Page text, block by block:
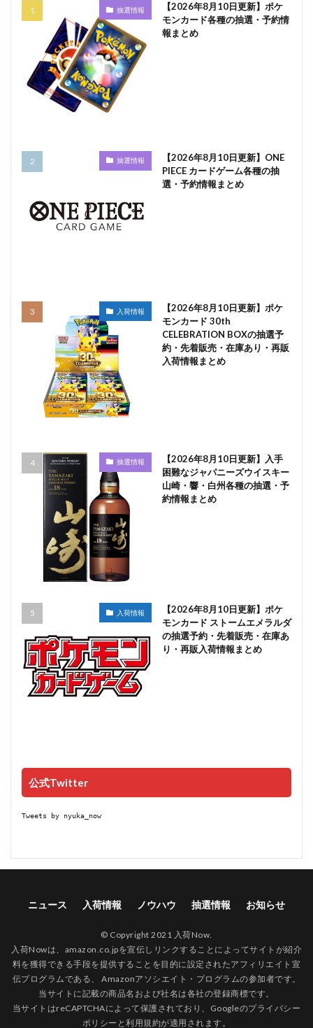
抽選情報
【2026年8月10日更新】ポケ
モンカード各種の抽選・予約情
報まとめ
抽選情報
【2026年8月10日更新】ONE
PIECE カードゲーム各種の抽
選・予約情報まとめ
入荷情報
【2026年8月10日更新】ポケ
モンカード 30th
CELEBRATION BOXの抽選予
約・先着販売・在庫あり・再販
入荷情報まとめ
抽選情報
【2026年8月10日更新】入手
困難なジャパニーズウイスキー
山崎・響・白州各種の抽選・予
約情報まとめ
入荷情報
【2026年8月10日更新】ポケ
モンカード ストームエメラルダ
の抽選予約・先着販売・在庫あ
り・再販入荷情報まとめ
公式Twitter
Tweets by nyuka_now
ニュース 入荷情報 ノウハウ 抽選情報 お知らせ
© Copyright 2021 入荷Now.
入荷Nowは、amazon.co.jpを宣伝しリンクすることによってサイトが紹介
料を獲得できる手段を提供することを目的に設定されたアフィリエイト宣
伝プログラムである、 Amazonアソシエイト・プログラムの参加者です。
当サイトに記載の商品名および社名は各社の登録商標です。
当サイトはreCAPTCHAによって保護されており、Googleのプライバシー
ポリシー と利用規約が適用されます。